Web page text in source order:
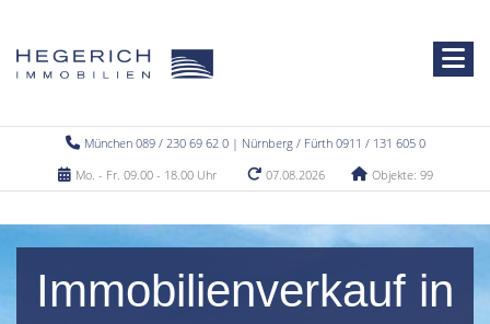
München 089 / 230 69 62 0 | Nürnberg / Fürth 0911 / 131 605 0
Mo. - Fr. 09.00 - 18.00 Uhr
07.08.2026 Objekte: 99
Immobilienverkauf in